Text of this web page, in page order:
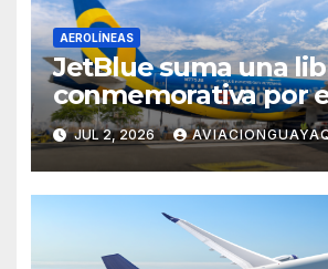
AEROLÍNEAS
JetBlue suma una
conmemorativa por
aniversario de
JUL 2, 2026